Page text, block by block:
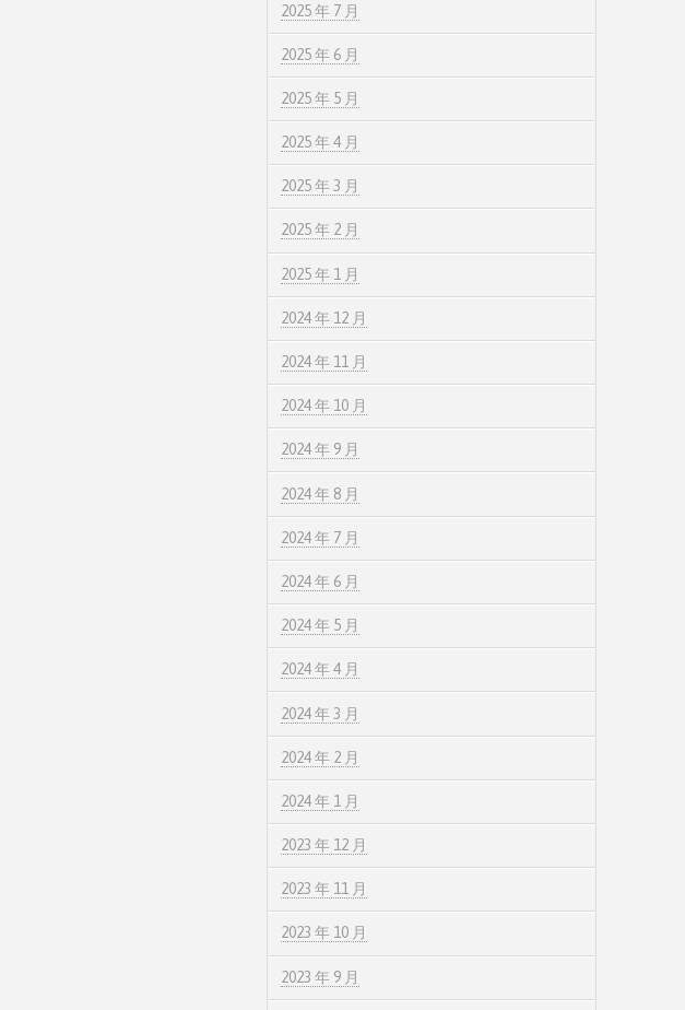
2025 年 7 月
2025 年 6 月
2025 年 5 月
2025 年 4 月
2025 年 3 月
2025 年 2 月
2025 年 1 月
2024 年 12 月
2024 年 11 月
2024 年 10 月
2024 年 9 月
2024 年 8 月
2024 年 7 月
2024 年 6 月
2024 年 5 月
2024 年 4 月
2024 年 3 月
2024 年 2 月
2024 年 1 月
2023 年 12 月
2023 年 11 月
2023 年 10 月
2023 年 9 月